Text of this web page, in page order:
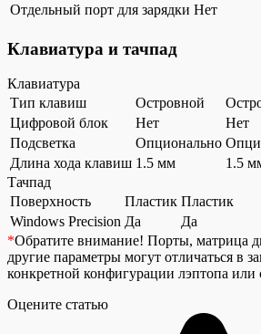
Отдельный порт для зарядки Нет
Клавиатура и тачпад
Клавиатура
Тип клавиш
Островной
Цифровой блок
Нет
Нет
Подсветка
Опционально
Длина хода клавиш 1.5 мм
1.5
Тачпад
Поверхность
Пластик Пластик
Windows Precision Да
Да
*Обратите внимание! Порты, матрица
другие параметры могут отличаться в
конкретной конфигурации лэптопа или
Оцените статью